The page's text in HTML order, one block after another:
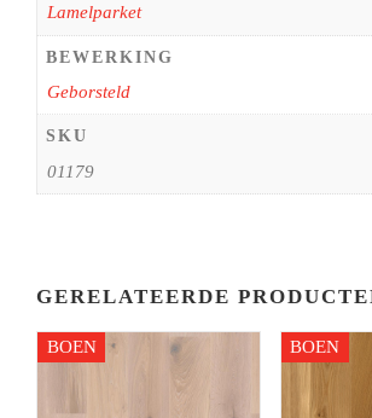
Lamelparket
BEWERKING
Geborsteld
SKU
01179
GERELATEERDE
BOEN BOEN